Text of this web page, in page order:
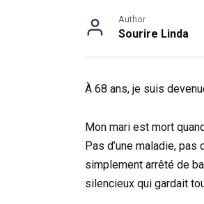
Author
Sourire Linda
À 68 ans, je suis
Mon mari est mort
Pas d’une maladie, pas
simplement arrêté de
silencieux qui gardait